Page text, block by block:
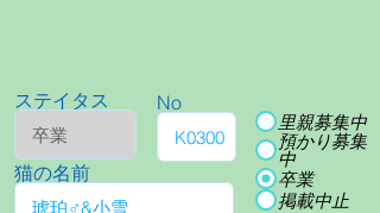
ステイタス No
猫の名前
里親募集中
預かり募集
中
卒業
掲載中止